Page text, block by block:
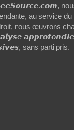
au service
nous œuvrons
sans parti pris.